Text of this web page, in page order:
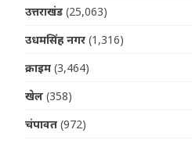
उत्तराखंड (25,063)
उधमसिंह नगर (1,316)
क्राइम (3,464)
खेल (358)
चंपावत (972)